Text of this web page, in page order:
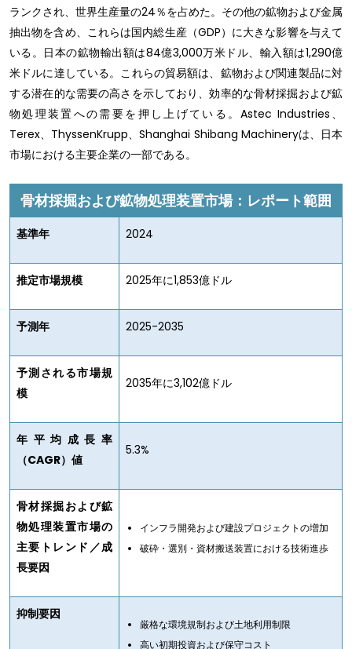
ランクされ、世界生産量の24％を占めた。その他の鉱物および金属
抽出物を含め、これらは国内総生産（GDP）に大きな影響を与えて
いる。日本の鉱物輸出額は84億3,000万米ドル、輸入額は1,290億
米ドルに達している。これらの貿易額は、鉱物および関連製品に対
する潜在的な需要の高さを示しており、効率的な骨材採掘および鉱
物処理装置への需要を押し上げている。Astec Industries、
Terex、ThyssenKrupp、Shanghai Shibang Machineryは、日本
市場における主要企業の一部である。
骨材採掘および鉱物処理装置市場：レポート範囲
基準年 2024
推定市場規模 2025年に1,853億ドル
予測年 2025-2035
予測される市場規
模
2035年に3,102億ドル
年平均成長率
（CAGR）値
5.3%
骨材採掘および鉱
物処理装置市場の
主要トレンド／成
長要因
インフラ開発および建設プロジェクトの増加
破砕・選別・資材搬送装置における技術進歩
抑制要因
厳格な環境規制および土地利用制限
高い初期投資および保守コスト